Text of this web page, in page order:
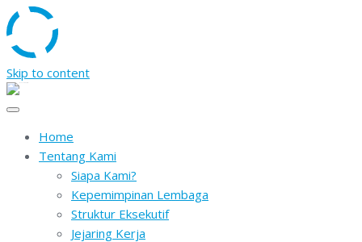
Skip to content
Home
Tentang Kami
Siapa Kami?
Kepemimpinan Lembaga
Struktur Eksekutif
Jejaring Kerja